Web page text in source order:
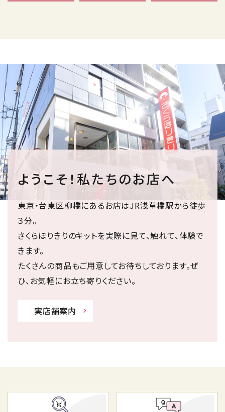
ようこそ！私たちのお店へ
東京・台東区柳橋にあるお店はJR浅草橋駅から徒歩
３分。
さくらほりきりのキットを実際に見て、触れて、体験で
きます。
たくさんの商品もご用意してお待ちしております。ぜ
ひ、お気軽にお立ち寄りください。
実店舗案内